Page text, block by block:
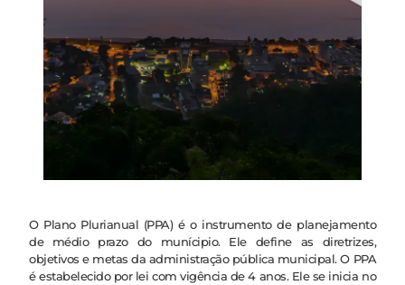
O Plano Plurianual (PPA) é o instrumento de planejamento
de médio prazo do munícipio. Ele define as diretrizes,
objetivos e metas da administração pública municipal. O PPA
é estabelecido por lei com vigência de 4 anos. Ele se inicia no